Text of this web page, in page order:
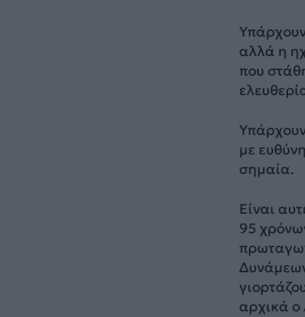
αλλά η
που
με
σημαία.
Είναι
95
αρχικά ο